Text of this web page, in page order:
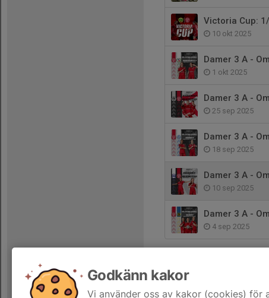
Victoria Cup:
10 okt 2025
Damer 3 A -
1 okt 2025
Damer 3 A -
25 sep 2025
Damer 3 A -
18 sep 2025
Damer 3 A -
10 sep 2025
Damer 3 A -
4 sep 2025
Godkänn kakor
Vi använder oss av kakor (cookies) för